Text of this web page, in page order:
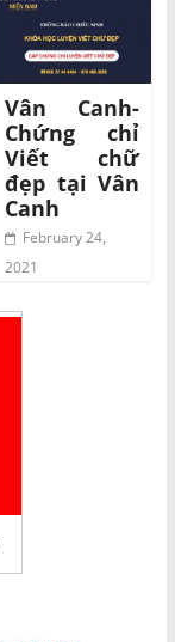
Vân Canh-
Chứng chỉ
Viết chữ
đẹp tại Vân
Canh
February 24,
2021